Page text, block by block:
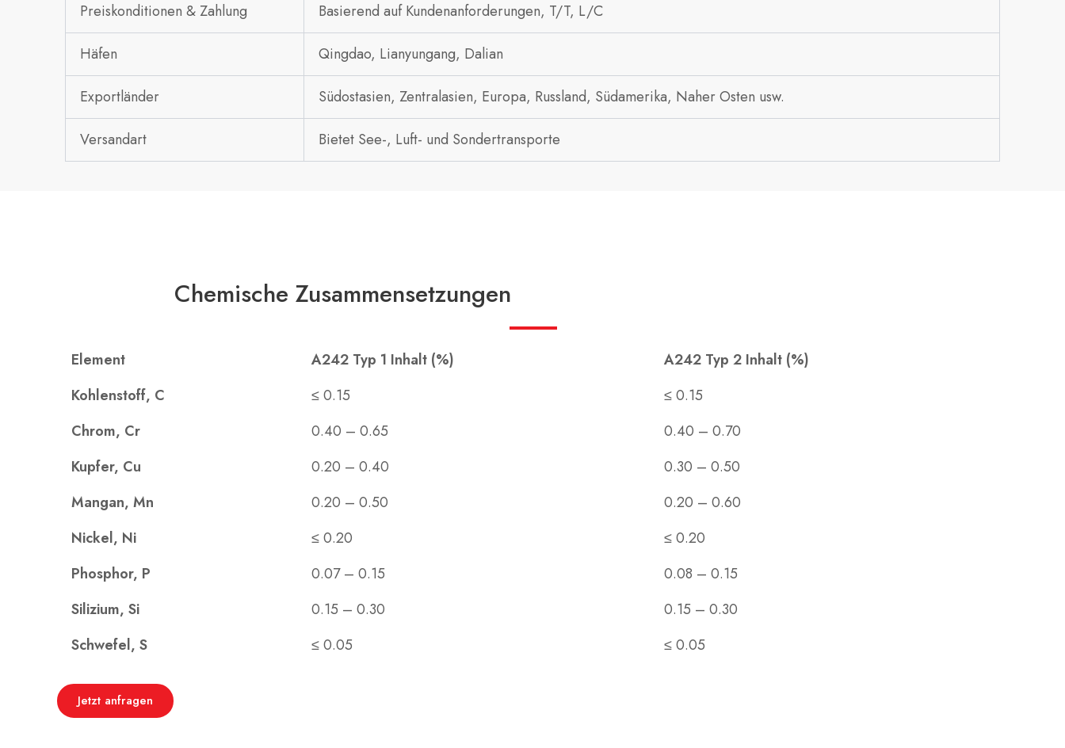
Preiskonditionen & Zahlung Basierend auf Kundenanforderungen, T/T, L/C
Häfen Qingdao, Lianyungang, Dalian
Exportländer Südostasien, Zentralasien, Europa, Russland, Südamerika, Naher Osten usw.
Versandart Bietet See-, Luft- und Sondertransporte
Chemische Zusammensetzungen
Element A242 Typ 1 Inhalt (%)
A242 Typ 2 Inhalt (%)
Kohlenstoff, C
≤ 0.15
≤ 0.15
Chrom, Cr
0.40 – 0.65
0.40 – 0.70
Kupfer, Cu
0.20 – 0.40
0.30 – 0.50
Mangan, Mn
0.20 – 0.50
0.20 – 0.60
Nickel, Ni
≤ 0.20
≤ 0.20
Phosphor, P
0.07 – 0.15
0.08 – 0.15
Silizium, Si
0.15 – 0.30
0.15 – 0.30
Schwefel, S
≤ 0.05 ≤ 0.05
Jetzt anfragen